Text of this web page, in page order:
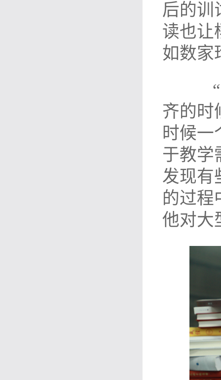
后的训
读也让
如数家
齐的时
时候一
于教学
发现有
的过程
他对大